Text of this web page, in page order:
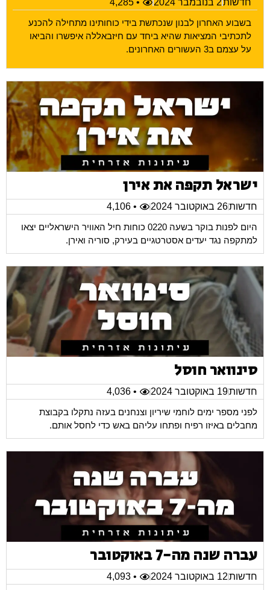
חדשות2 בנובמבר 2024
• 4,285
בשבוע האחרון לבנון שנכתשת בידי כוחותינו מתחילה להכנע
לתכתיבי המציאות שהיא ביחד עם חיזבאללה איפשרו והביאו
על עצמם ב3 העשורים האחרונים.
ישראל תקפה את אירן
חדשות26 באוקטובר 2024
• 4,106
היום לפנות בוקר בשעה 0220 כוחות חיל האוויר הישראליים יצאו
למתקפה נגד יעדים אסטרטגיים בעירק, סוריה ואירן.
סינוואר חוסל
חדשות19 באוקטובר 2024
• 4,036
לפני מספר ימים לוחמי שיריון וצנחנים בעזה נתקלו בקבוצת
מחבלים באיזו רפיח ופתחו עליהם באש כדי לחסל אותם.
עברה שנה מה-7 באוקטובר
חדשות12 באוקטובר 2024 • 4,093